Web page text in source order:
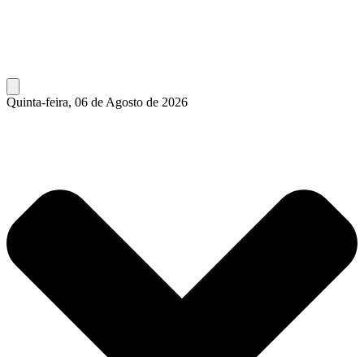
Quinta-feira, 06 de Agosto de 2026